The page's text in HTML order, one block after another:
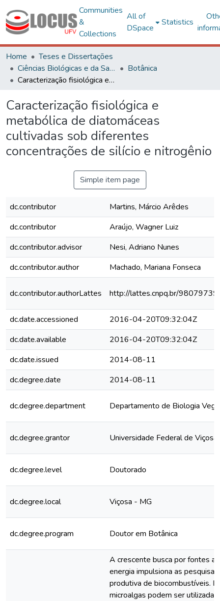
Communities
&
Collections
All of
DSpace
Statistics
Home
Teses e Dissertações
Ciências Biológicas e da Saúde
Botânica
Caracterização fisiológica e metabólica de diatomáceas cultivadas sob diferentes concentrações de silício e nitrogênio
Caracterização fisiológica e
metabólica de diatomáceas
cultivadas sob diferentes
concentrações de silício e nitrogênio
Simple item page
dc.contributor
Martins, Márcio Arêdes
dc.contributor
Araújo, Wagner Luiz
dc.contributor.advisor
Nesi, Adriano Nunes
dc.contributor.author
Machado, Mariana Fonseca
dc.contributor.authorLattes http://lattes.cnpq.br/
dc.date.accessioned
2016-04-20T09:32:04Z
dc.date.available
2016-04-20T09:32:04Z
dc.date.issued
2014-08-11
dc.degree.date
2014-08-11
dc.degree.department Departamento de Biologia
dc.degree.grantor Universidade Federal de Viçosa
dc.degree.level Doutorado
dc.degree.local Viçosa - MG
dc.degree.program Doutor em Botânica
A crescente busca por fontes
energia impulsiona as
produtiva de biocombustíveis.
microalgas podem ser